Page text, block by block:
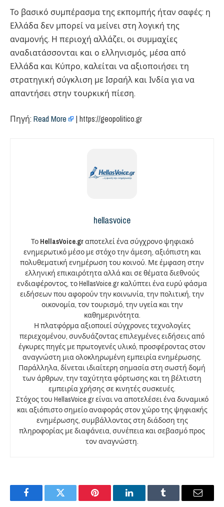
Το βασικό συμπέρασμα της εκπομπής ήταν σαφές: η
Ελλάδα δεν μπορεί να μείνει στη λογική της
αναμονής. Η περιοχή αλλάζει, οι συμμαχίες
αναδιατάσσονται και ο ελληνισμός, μέσα από
Ελλάδα και Κύπρο, καλείται να αξιοποιήσει τη
στρατηγική σύγκλιση με Ισραήλ και Ινδία για να
απαντήσει στην τουρκική πίεση.
Πηγή: Read More | https://geopolitico.gr
hellasvoice
Το HellasVoice.grαποτελεί ένα σύγχρονο ψηφιακό
ενημερωτικό μέσο με στόχο την άμεση, αξιόπιστη και
πολυθεματική ενημέρωση του κοινού. Με έμφαση στην
ελληνική επικαιρότητα αλλά και σε θέματα διεθνούς
ενδιαφέροντος, το HellasVoice.gr καλύπτει ένα ευρύ φάσμα
ειδήσεων που αφορούν την κοινωνία, την πολιτική, την
οικονομία, τον τουρισμό, την υγεία και την
καθημερινότητα.
Η πλατφόρμα αξιοποιεί σύγχρονες τεχνολογίες
περιεχομένου, συνδυάζοντας επιλεγμένες ειδήσεις από
έγκυρες πηγές με πρωτογενές υλικό, προσφέροντας στον
αναγνώστη μια ολοκληρωμένη εμπειρία ενημέρωσης.
Παράλληλα, δίνεται ιδιαίτερη σημασία στη σωστή δομή
των άρθρων, την ταχύτητα φόρτωσης και τη βέλτιστη
εμπειρία χρήσης σε κινητές συσκευές.
Στόχος του HellasVoice.gr είναι να αποτελέσει ένα δυναμικό
και αξιόπιστο σημείο αναφοράς στον χώρο της ψηφιακής
ενημέρωσης, συμβάλλοντας στη διάδοση της
πληροφορίας με διαφάνεια, συνέπεια και σεβασμό προς
τον αναγνώστη.
FacebookTwitter Pinterest LinkedInTumblr Email